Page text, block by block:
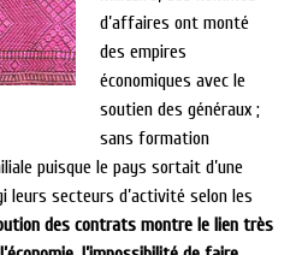
d’affaires ont monté
des empires
économiques avec le
soutien des généraux ;
sans formation
puisque le pays sortait d’une
leurs secteurs d’activité selon les
des contrats montre le lien très